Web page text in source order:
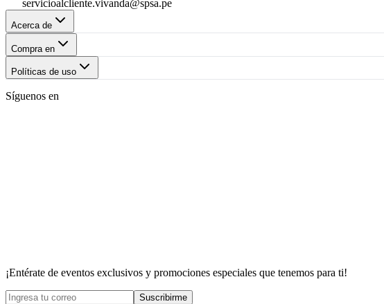
servicioalcliente.vivanda@spsa.pe
Acerca de
Compra en
Políticas de uso
Síguenos en
¡Entérate de eventos exclusivos y promociones especiales que tenemos para ti!
Suscribirme